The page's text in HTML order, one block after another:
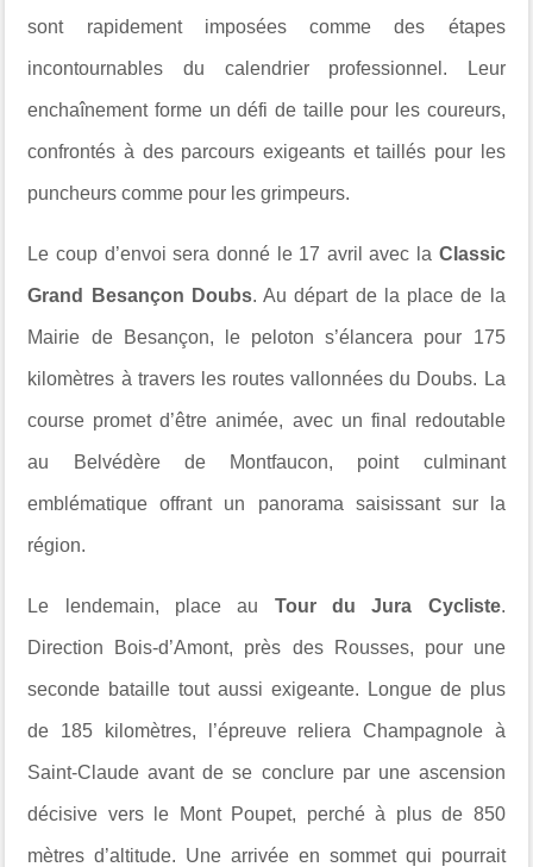
sont rapidement imposées comme des étapes
incontournables du calendrier professionnel. Leur
enchaînement forme un défi de taille pour les coureurs,
confrontés à des parcours exigeants et taillés pour les
puncheurs comme pour les grimpeurs.
Le coup d’envoi sera donné le 17 avril avec la Classic
Grand Besançon Doubs. Au départ de la place de la
Mairie de Besançon, le peloton s’élancera pour 175
kilomètres à travers les routes vallonnées du Doubs. La
course promet d’être animée, avec un final redoutable
au Belvédère de Montfaucon, point culminant
emblématique offrant un panorama saisissant sur la
région.
Le lendemain, place au Tour du Jura Cycliste.
Direction Bois-d’Amont, près des Rousses, pour une
seconde bataille tout aussi exigeante. Longue de plus
de 185 kilomètres, l’épreuve reliera Champagnole à
Saint-Claude avant de se conclure par une ascension
décisive vers le Mont Poupet, perché à plus de 850
mètres d’altitude. Une arrivée en sommet qui pourrait